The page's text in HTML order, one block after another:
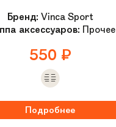
Бренд: Vinca Sport
аксессуаров: Прочее
550 ₽
Подробнее